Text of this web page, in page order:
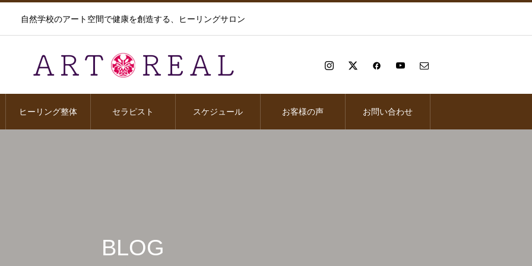
自然学校のアート空間で健康を創造する、ヒーリングサロン
ヒーリング整体 セラピスト スケジュール お客様の声 お問い合わせ
BLOG